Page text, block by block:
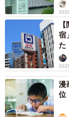
三条天皇の目の
す。このことは
した。また、七日
律師心誉
れて云は
り。御前
るなり。
宿
た
漫
位